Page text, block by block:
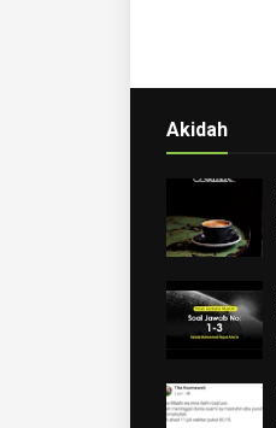
Akidah